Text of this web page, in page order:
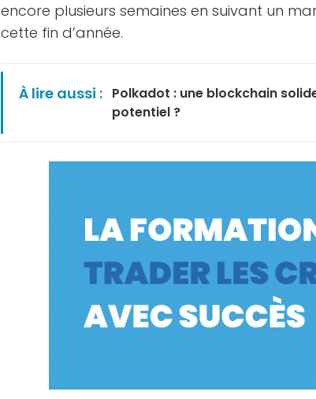
encore plusieurs semaines en suivant un
cette fin d’année.
À lire aussi : Polkadot : une blockchain
potentiel ?